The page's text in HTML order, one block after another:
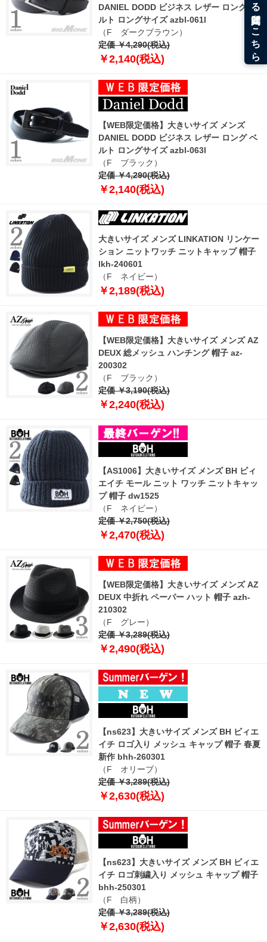
DANIEL DODD ビジネス レザー ロング ベ
ルト ロングサイズ azbl-061l
（F ダークブラウン）
定価 ￥4,290(税込)
￥2,140(税込)
【WEB限定価格】大きいサイズ メンズ
DANIEL DODD ビジネス レザー ロング ベ
ルト ロングサイズ azbl-063l
（F ブラック）
定価 ￥4,290(税込)
￥2,140(税込)
大きいサイズ メンズ LINKATION リンケー
ション ニットワッチ ニットキャップ 帽子
lkh-240601
（F ネイビー）
￥2,189(税込)
【WEB限定価格】大きいサイズ メンズ AZ
DEUX 総メッシュ ハンチング 帽子 az-
200302
（F ブラック）
定価 ￥3,190(税込)
￥2,240(税込)
【AS1006】大きいサイズ メンズ BH ビィ
エイチ モール ニット ワッチ ニットキャッ
プ 帽子 dw1525
（F ネイビー）
定価 ￥2,750(税込)
￥2,470(税込)
【WEB限定価格】大きいサイズ メンズ AZ
DEUX 中折れ ペーパー ハット 帽子 azh-
210302
（F グレー）
定価 ￥3,289(税込)
￥2,490(税込)
【ns623】大きいサイズ メンズ BH ビィエ
イチ ロゴ入り メッシュ キャップ 帽子 春夏
新作 bhh-260301
（F オリーブ）
定価 ￥3,289(税込)
￥2,630(税込)
【ns623】大きいサイズ メンズ BH ビィエ
イチ ロゴ刺繍入り メッシュ キャップ 帽子
bhh-250301
（F 白柄）
定価 ￥3,289(税込)
￥2,630(税込)